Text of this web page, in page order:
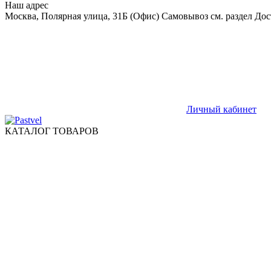
Наш адрес
Москва, Полярная улица, 31Б (Офис) Самовывоз см. раздел
Личный кабинет
КАТАЛОГ ТОВАРОВ